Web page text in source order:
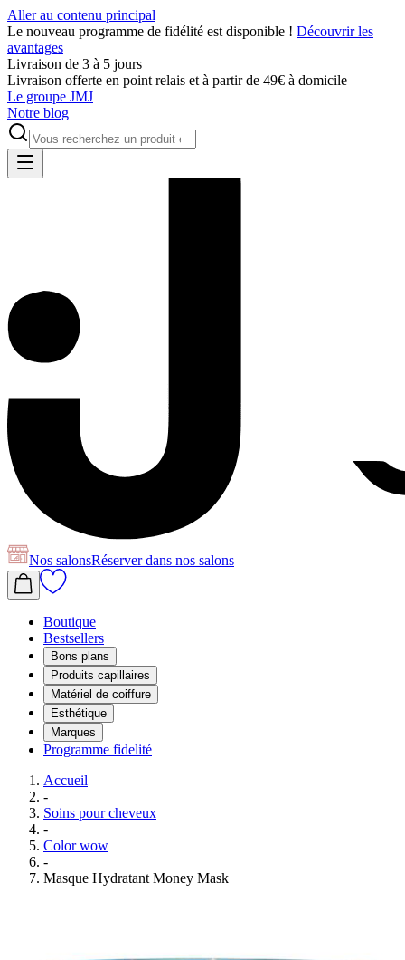
Aller au contenu principal
Le nouveau programme de fidélité est disponible ! Découvrir les
avantages
Livraison de 3 à 5 jours
Livraison offerte en point relais et à partir de 49€ à domicile
Le groupe JMJ
Notre blog
Nos salonsRéserverdans nos salons
Boutique
Bestsellers
Bons plans
Produits capillaires
Matériel de coiffure
Esthétique
Marques
Programme fidelité
Accueil
-
Soins pour cheveux
-
Color wow
-
Masque Hydratant Money Mask